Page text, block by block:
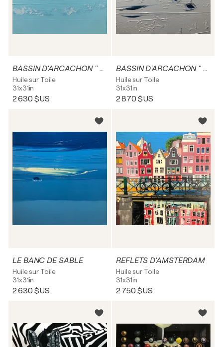
BASSIN D'ARCACHON " L'île aux oiseaux "
Huile sur Toile
31x31in
2 630 $US
BASSIN D'ARCACHON " L' île aux oiseaux "
Huile sur Toile
31x31in
2 870 $US
LE BANC DE SABLE
Huile sur Toile
31x31in
2 630 $US
REFLETS D'AMSTERDAM
Huile sur Toile
31x31in
2 750 $US